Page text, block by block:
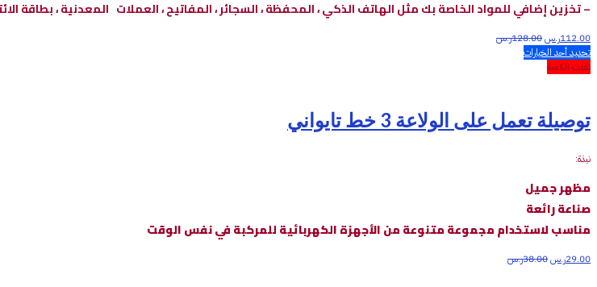
– تخزين إضافي للمواد الخاصة بك مثل الهاتف الذكي ، المحفظة ، السجائر ، المفاتيح ، العملات المعدنية ، بطاقة
112.00ر.س128.00ر.س
تحديد أحد الخيارات
نفذت الكمية
توصيلة تعمل على الولاعة 3 خط تايواني
نبذة:
مظهر جميل
صناعة رائعة
مناسب لاستخدام مجموعة متنوعة من الأجهزة الكهربائية للمركبة في نفس الوقت
29.00ر.س38.00ر.س